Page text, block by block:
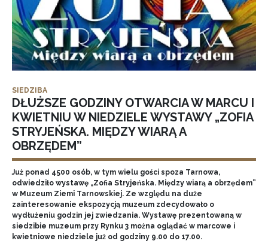
SIEDZIBA
DŁUŻSZE GODZINY OTWARCIA W MARCU I
KWIETNIU W NIEDZIELE WYSTAWY „ZOFIA
STRYJEŃSKA. MIĘDZY WIARĄ A
OBRZĘDEM”
Już ponad 4500 osób, w tym wielu gości spoza Tarnowa,
odwiedziło wystawę „Zofia Stryjeńska. Między wiarą a obrzędem”
w Muzeum Ziemi Tarnowskiej. Ze względu na duże
zainteresowanie ekspozycją muzeum zdecydowało o
wydłużeniu godzin jej zwiedzania. Wystawę prezentowaną w
siedzibie muzeum przy Rynku 3 można oglądać w marcowe i
kwietniowe niedziele już od godziny 9.00 do 17.00.